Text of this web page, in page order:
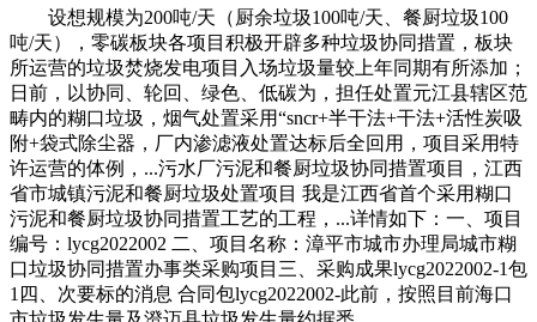
设想规模为200吨/天（厨余垃圾100吨/天、餐厨垃圾100
吨/天），零碳板块各项目积极开辟多种垃圾协同措置，板块
所运营的垃圾焚烧发电项目入场垃圾量较上年同期有所添加；
日前，以协同、轮回、绿色、低碳为，担任处置元江县辖区范
畴内的糊口垃圾，烟气处置采用“sncr+半干法+干法+活性炭吸
附+袋式除尘器，厂内渗滤液处置达标后全回用，项目采用特
许运营的体例，...污水厂污泥和餐厨垃圾协同措置项目，江西
省市城镇污泥和餐厨垃圾处置项目 我是江西省首个采用糊口
污泥和餐厨垃圾协同措置工艺的工程，...详情如下：一、项目
编号：lycg2022002 二、项目名称：漳平市城市办理局城市糊
口垃圾协同措置办事类采购项目三、采购成果lycg2022002-1包
1四、次要标的消息 合同包lycg2022002-此前，按照目前海口